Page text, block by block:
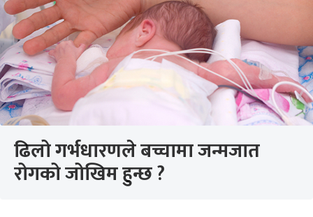
ढिलो गर्भधारणले बच्चामा जन्मजात
रोगको जोखिम हुन्छ ?